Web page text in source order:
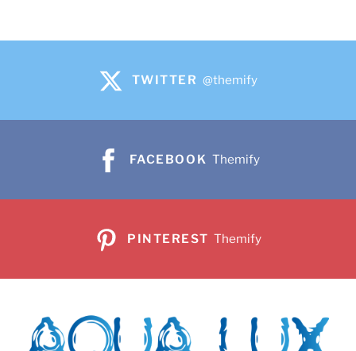
TWITTER @themify
FACEBOOK Themify
PINTEREST Themify